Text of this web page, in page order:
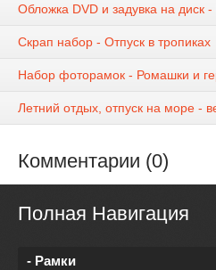
Обложка DVD и задувка на диск
Скрап набор - Отпуск в тропиках
Набор фоторамок - Ромашки и
Летний отдых, отпуск на море -
Комментарии (0)
Полная Навигация
- Рамки